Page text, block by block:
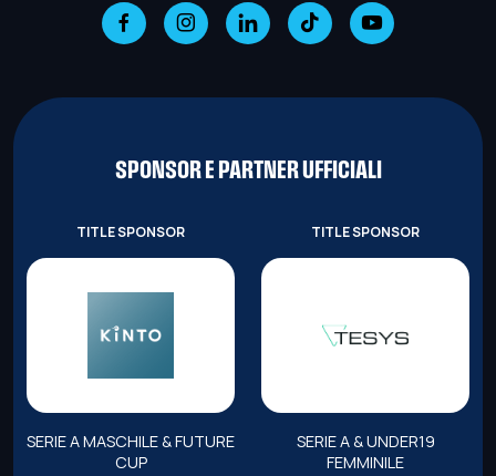
SPONSOR E PARTNER UFFICIALI
TITLE SPONSOR
SERIE A MASCHILE & FUTURE
CUP
TITLE SPONSOR
SERIE A & UNDER19
FEMMINILE